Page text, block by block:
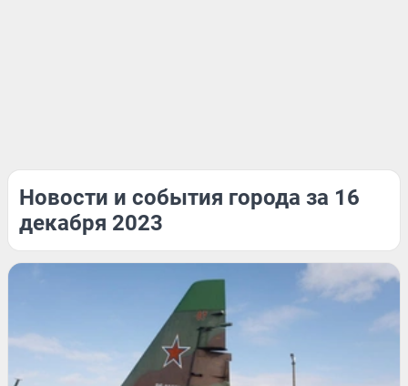
Новости и события города за 16
декабря 2023